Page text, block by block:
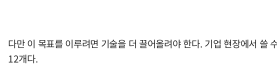
다만 이 목표를 이루려면 기술을 더 끌어올려야 한다. 기업 현장에서 쓸
12개다.